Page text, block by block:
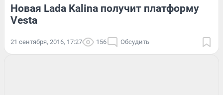
Новая Lada Kalina получит платформу
Vesta
21 сентября, 2016, 17:27 156 Обсудить